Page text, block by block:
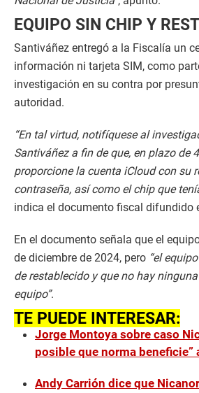
EQUIPO SIN CHIP Y
Santiváñez entregó a la Fiscalía un
información ni tarjeta SIM, como
investigación en su contra por
autoridad.
“En tal virtud, notifíquese al
Santiváñez a fin de que, en plazo de
proporcione la cuenta iCloud con su
contraseña, así como el chip que
indica el documento fiscal difundido
En el documento señala que el
de diciembre de 2024, pero “el
de restablecido y que no hay
equipo”.
TE PUEDE INTERESAR:
Jorge Montoya sobre caso
posible que norma beneficie”
Andy Carrión dice que